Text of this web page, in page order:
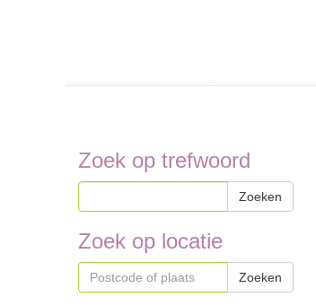
Zoek op trefwoord
Zoeken
Zoek op locatie
Zoeken